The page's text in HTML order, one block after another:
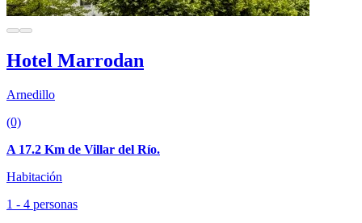
Hotel Marrodan
Arnedillo
(0)
A 17.2 Km de Villar del Río.
Habitación
1 - 4 personas